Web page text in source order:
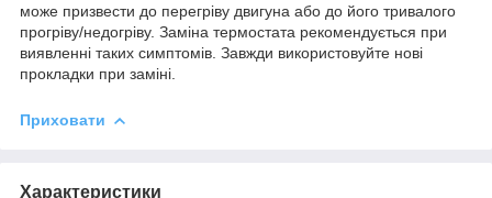
може призвести до перегріву двигуна або до його тривалого
прогріву/недогріву. Заміна термостата рекомендується при
виявленні таких симптомів. Завжди використовуйте нові
прокладки при заміні.
Приховати
Характеристики